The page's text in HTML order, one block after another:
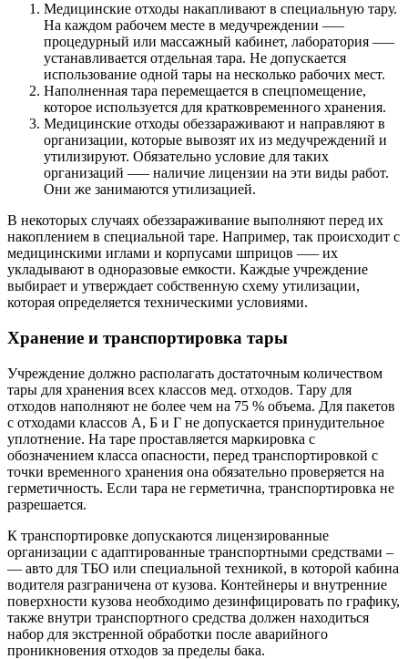
Медицинские отходы накапливают в специальную тару.
На каждом рабочем месте в медучреждении –—
процедурный или массажный кабинет, лаборатория –—
устанавливается отдельная тара. Не допускается
использование одной тары на несколько рабочих мест.
Наполненная тара перемещается в спецпомещение,
которое используется для кратковременного хранения.
Медицинские отходы обеззараживают и направляют в
организации, которые вывозят их из медучреждений и
утилизируют. Обязательно условие для таких
организаций –— наличие лицензии на эти виды работ.
Они же занимаются утилизацией.
В некоторых случаях обеззараживание выполняют перед их
накоплением в специальной таре. Например, так происходит с
медицинскими иглами и корпусами шприцов –— их
укладывают в одноразовые емкости. Каждые учреждение
выбирает и утверждает собственную схему утилизации,
которая определяется техническими условиями.
Хранение и транспортировка тары
Учреждение должно располагать достаточным количеством
тары для хранения всех классов мед. отходов. Тару для
отходов наполняют не более чем на 75 % объема. Для пакетов
с отходами классов А, Б и Г не допускается принудительное
уплотнение. На таре проставляется маркировка с
обозначением класса опасности, перед транспортировкой с
точки временного хранения она обязательно проверяется на
герметичность. Если тара не герметична, транспортировка не
разрешается.
К транспортировке допускаются лицензированные
организации с адаптированные транспортными средствами –
— авто для ТБО или специальной техникой, в которой кабина
водителя разграничена от кузова. Контейнеры и внутренние
поверхности кузова необходимо дезинфицировать по графику,
также внутри транспортного средства должен находиться
набор для экстренной обработки после аварийного
проникновения отходов за пределы бака.